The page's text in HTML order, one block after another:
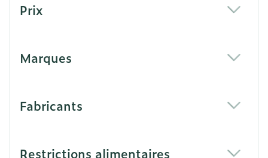
Prix
Marques
Fabricants
Restrictions alimentaires